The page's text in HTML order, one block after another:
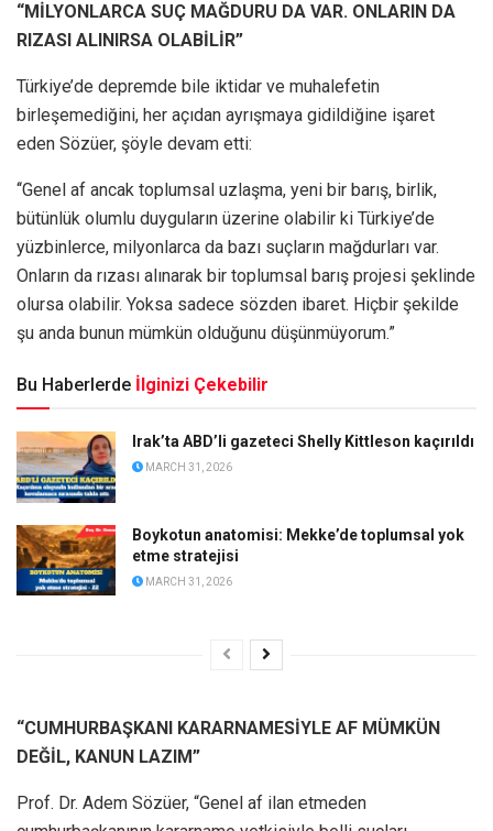
“MİLYONLARCA SUÇ MAĞDURU DA VAR. ONLARIN DA
RIZASI ALINIRSA OLABİLİR”
Türkiye’de depremde bile iktidar ve muhalefetin
birleşemediğini, her açıdan ayrışmaya gidildiğine işaret
eden Sözüer, şöyle devam etti:
‘‘Genel af ancak toplumsal uzlaşma, yeni bir barış, birlik,
bütünlük olumlu duyguların üzerine olabilir ki Türkiye’de
yüzbinlerce, milyonlarca da bazı suçların mağdurları var.
Onların da rızası alınarak bir toplumsal barış projesi şeklinde
olursa olabilir. Yoksa sadece sözden ibaret. Hiçbir şekilde
şu anda bunun mümkün olduğunu düşünmüyorum.”
Bu Haberlerde İlginizi Çekebilir
Irak’ta ABD’li gazeteci Shelly Kittleson kaçırıldı
MARCH 31, 2026
Boykotun anatomisi: Mekke’de toplumsal yok
etme stratejisi
MARCH 31, 2026
“CUMHURBAŞKANI KARARNAMESİYLE AF MÜMKÜN
DEĞİL, KANUN LAZIM”
Prof. Dr. Adem Sözüer, “Genel af ilan etmeden